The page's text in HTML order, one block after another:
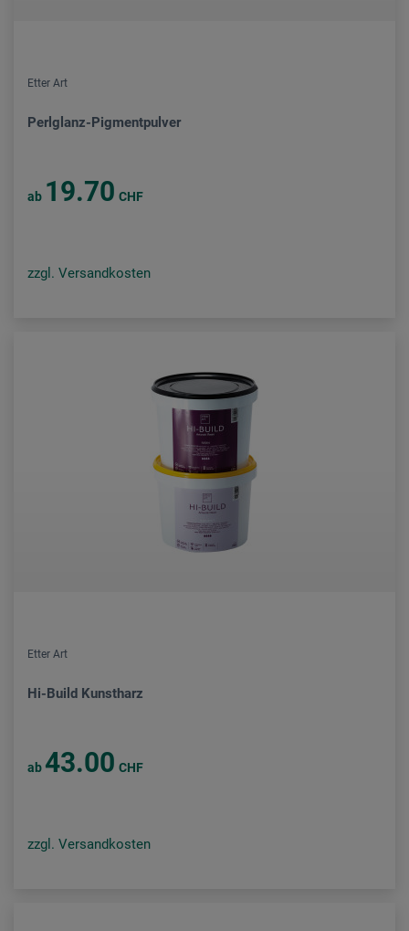
Etter Art
Perlglanz-Pigmentpulver
ab 19.70 CHF
zzgl. Versandkosten
Etter Art
Hi-Build Kunstharz
ab 43.00 CHF
zzgl. Versandkosten